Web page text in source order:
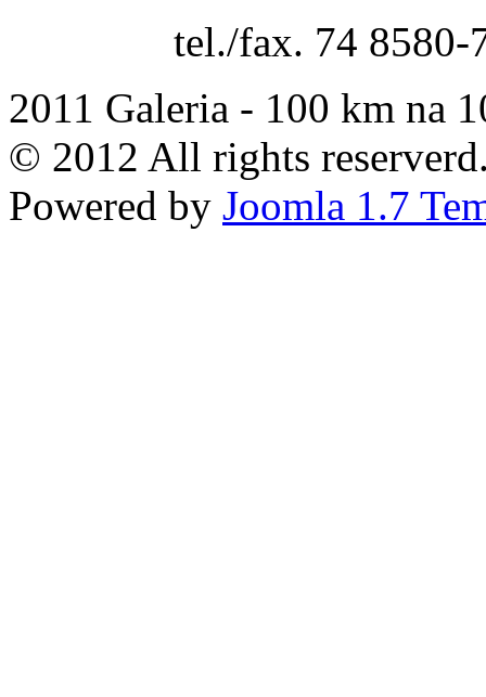
tel./fax. 74 8580-
2011 Galeria - 100 km na
© 2012 All rights
Powered by Joomla 1.7